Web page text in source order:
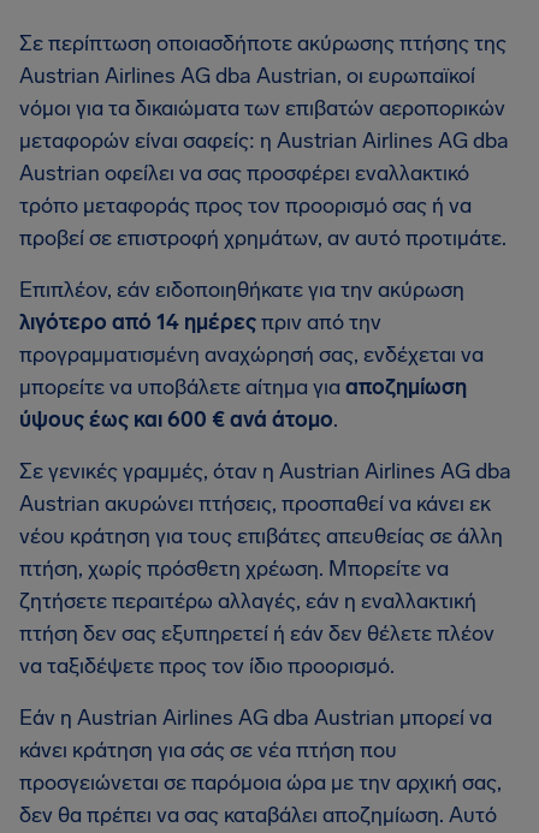
Σε περίπτωση οποιασδήποτε ακύρωσης πτήσης της
Austrian Airlines AG dba Austrian, οι ευρωπαϊκοί
νόμοι για τα δικαιώματα των επιβατών αεροπορικών
μεταφορών είναι σαφείς: η Austrian Airlines AG dba
Austrian οφείλει να σας προσφέρει εναλλακτικό
τρόπο μεταφοράς προς τον προορισμό σας ή να
προβεί σε επιστροφή χρημάτων, αν αυτό προτιμάτε.
Επιπλέον, εάν ειδοποιηθήκατε για την ακύρωση
λιγότερο από 14 ημέρεςπριν από την
προγραμματισμένη αναχώρησή σας, ενδέχεται να
μπορείτε να υποβάλετε αίτημα για αποζημίωση
ύψους έως και 600 € ανά άτομο.
Σε γενικές γραμμές, όταν η Austrian Airlines AG dba
Austrian ακυρώνει πτήσεις, προσπαθεί να κάνει εκ
νέου κράτηση για τους επιβάτες απευθείας σε άλλη
πτήση, χωρίς πρόσθετη χρέωση. Μπορείτε να
ζητήσετε περαιτέρω αλλαγές, εάν η εναλλακτική
πτήση δεν σας εξυπηρετεί ή εάν δεν θέλετε πλέον
να ταξιδέψετε προς τον ίδιο προορισμό.
Εάν η Austrian Airlines AG dba Austrian μπορεί να
κάνει κράτηση για σάς σε νέα πτήση που
προσγειώνεται σε παρόμοια ώρα με την αρχική σας,
δεν θα πρέπει να σας καταβάλει αποζημίωση. Αυτό